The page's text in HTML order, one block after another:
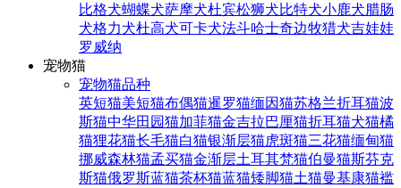
比格犬蝴蝶犬萨摩犬杜宾松狮犬比特犬小鹿犬腊肠
犬格力犬杜高犬可卡犬法斗哈士奇边牧猎犬吉娃娃
罗威纳
宠物猫
宠物猫品种
英短猫美短猫布偶猫暹罗猫缅因猫苏格兰折耳猫波
斯猫中华田园猫加菲猫金吉拉巴厘猫折耳猫犬猫橘
猫狸花猫长毛猫白猫银渐层猫虎斑猫三花猫缅甸猫
挪威森林猫孟买猫金渐层土耳其梵猫伯曼猫斯芬克
斯猫俄罗斯蓝猫茶杯猫蓝猫矮脚猫土猫曼基康猫褴